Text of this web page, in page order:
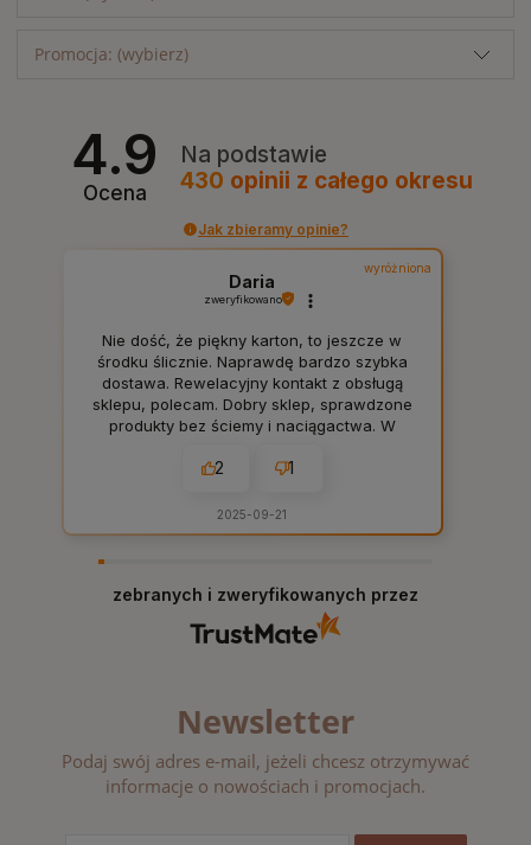
Promocja: (wybierz)
4.9
Ocena
Na podstawie
430 opinii z całego okresu
Jak zbieramy opinie?
wyróżniona
Daria
zweryfikowano
Nie dość, że piękny karton, to jeszcze w
środku ślicznie. Naprawdę bardzo szybka
dostawa. Rewelacyjny kontakt z obsługą
sklepu, polecam. Dobry sklep, sprawdzone
produkty bez ściemy i naciągactwa. W
2 1
2025-09-21
zebranych i zweryfikowanych przez
Newsletter
Podaj swój adres e-mail, jeżeli chcesz otrzymywać
informacje o nowościach i promocjach.